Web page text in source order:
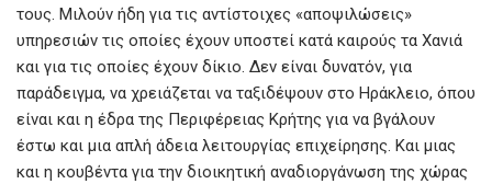
τους. Μιλούν ήδη για τις αντίστοιχες «αποψιλώσεις»
υπηρεσιών τις οποίες έχουν υποστεί κατά καιρούς τα Χανιά
και για τις οποίες έχουν δίκιο. Δεν είναι δυνατόν, για
παράδειγμα, να χρειάζεται να ταξιδέψουν στο Ηράκλειο, όπου
είναι και η έδρα της Περιφέρειας Κρήτης για να βγάλουν
έστω και μια απλή άδεια λειτουργίας επιχείρησης. Και μιας
και η κουβέντα για την διοικητική αναδιοργάνωση της χώρας